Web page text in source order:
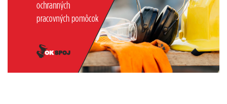
Next